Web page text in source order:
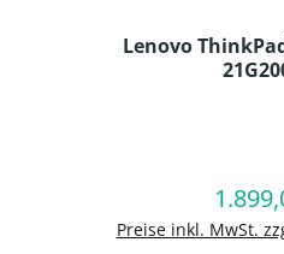
Lenovo
Preise inkl. MwSt.
In den